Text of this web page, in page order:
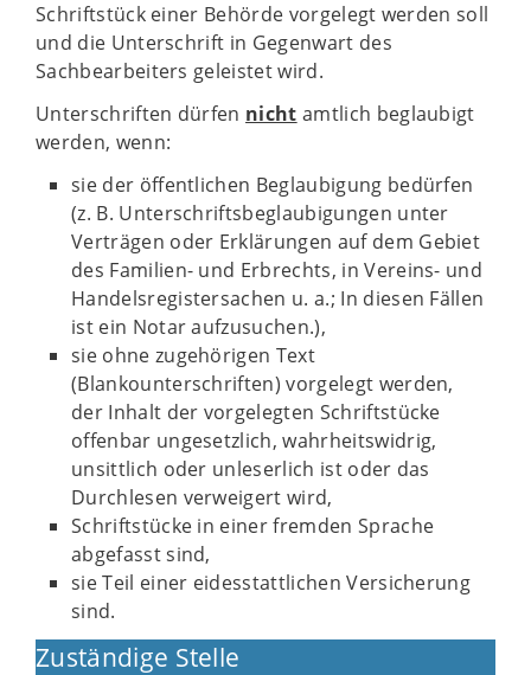
Schriftstück einer Behörde vorgelegt werden soll
und die Unterschrift in Gegenwart des
Sachbearbeiters geleistet wird.
Unterschriften dürfen nicht amtlich beglaubigt
werden, wenn:
sie der öffentlichen Beglaubigung bedürfen
(z. B. Unterschriftsbeglaubigungen unter
Verträgen oder Erklärungen auf dem Gebiet
des Familien- und Erbrechts, in Vereins- und
Handelsregistersachen u. a.; In diesen Fällen
ist ein Notar aufzusuchen.),
sie ohne zugehörigen Text
(Blankounterschriften) vorgelegt werden,
der Inhalt der vorgelegten Schriftstücke
offenbar ungesetzlich, wahrheitswidrig,
unsittlich oder unleserlich ist oder das
Durchlesen verweigert wird,
Schriftstücke in einer fremden Sprache
abgefasst sind,
sie Teil einer eidesstattlichen Versicherung
sind.
Zuständige Stelle